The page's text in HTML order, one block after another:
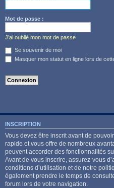
Mot de passe :
J’ai oublié mon mot de passe
Se souvenir de moi
Masquer mon statut en ligne lors de
INSCRIPTION
Vous devez être inscrit avant de
rapide et vous offre de nombreux
peuvent accorder des fonctionnalités
Avant de vous inscrire, assurez-vous
conditions d’utilisation et de notre
également prendre le temps de
forum lors de votre navigation.